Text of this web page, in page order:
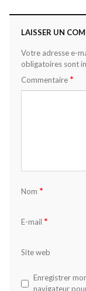
LAISSER UN
Votre adresse e-
obligatoires sont
Commentaire *
Nom *
E-mail *
Site web
Enregistrer
navigateur